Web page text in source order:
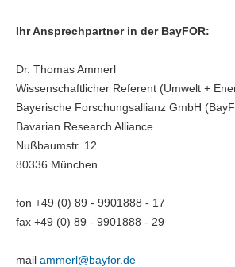
Ihr Ansprechpartner in der BayFOR:
Dr. Thomas Ammerl
Wissenschaftlicher Referent (Umwelt +
Bayerische Forschungsallianz GmbH
Bavarian Research Alliance
Nußbaumstr. 12
80336 München
fon +49 (0) 89 - 9901888 - 17
fax +49 (0) 89 - 9901888 - 29
mail ammerl@bayfor.de